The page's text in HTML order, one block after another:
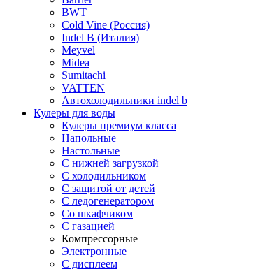
BWT
Cold Vine (Россия)
Indel B (Италия)
Meyvel
Midea
Sumitachi
VATTEN
Автохолодильники indel b
Кулеры для воды
Кулеры премиум класса
Напольные
Настольные
С нижней загрузкой
С холодильником
С защитой от детей
С ледогенератором
Со шкафчиком
С газацией
Компрессорные
Электронные
С дисплеем